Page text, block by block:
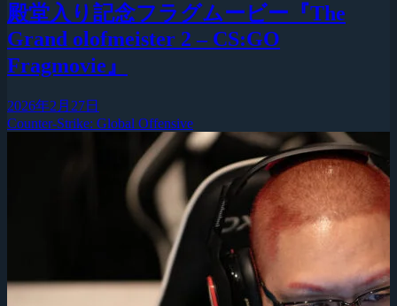
殿堂入り記念フラグムービー『The
Grand olofmeister 2 – CS:GO
Fragmovie』
2026年2月27日
Counter-Strike: Global Offensive